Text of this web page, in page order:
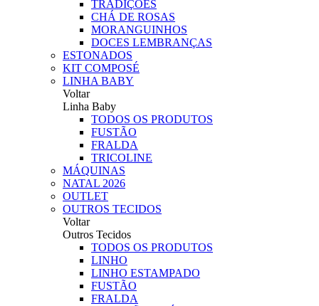
TRADIÇÕES
CHÁ DE ROSAS
MORANGUINHOS
DOCES LEMBRANÇAS
ESTONADOS
KIT COMPOSÉ
LINHA BABY
Voltar
Linha Baby
TODOS OS PRODUTOS
FUSTÃO
FRALDA
TRICOLINE
MÁQUINAS
NATAL 2026
OUTLET
OUTROS TECIDOS
Voltar
Outros Tecidos
TODOS OS PRODUTOS
LINHO
LINHO ESTAMPADO
FUSTÃO
FRALDA